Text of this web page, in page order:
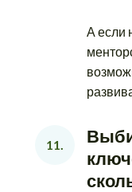
А если
11.